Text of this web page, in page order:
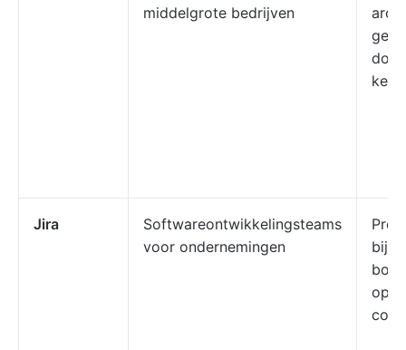
middelgrote bedrijven
Jira
Softwareontwikkelingsteams
voor ondernemingen
code